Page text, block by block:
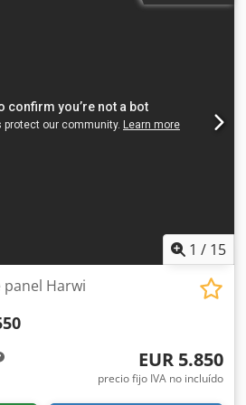
1 / 15
panel Harwi
EUR 5.850
precio fijo IVA no incluído